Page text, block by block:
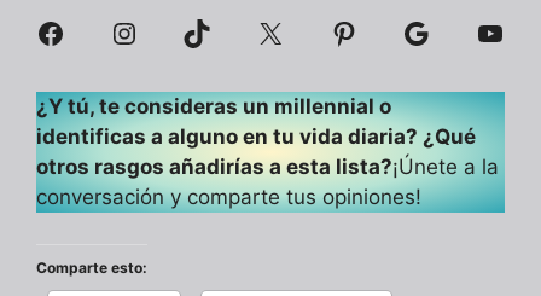
FacebookInstagram
TikTok
X PinterestGoogle
¿Y tú, te consideras un millennial o
identificas a alguno en tu vida diaria? ¿Qué
otros rasgos añadirías a esta lista?¡Únete a la
conversación y comparte tus opiniones!
Comparte esto: